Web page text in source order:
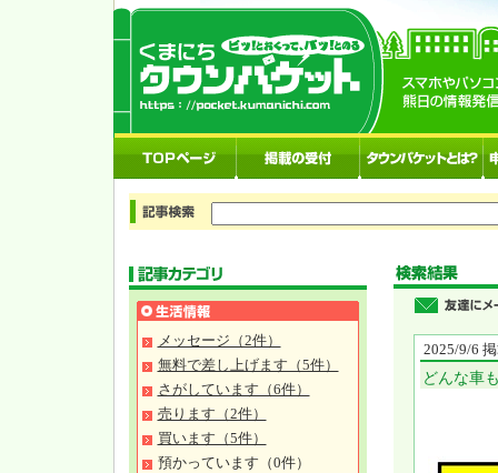
メッセージ（2件）
無料で差し上げます（5件）
さがしています（6件）
売ります（2件）
買います（5件）
預かっています（0件）
2025/9/6
どんな車